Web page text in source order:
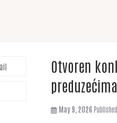
Otvoren
May 9, 2026